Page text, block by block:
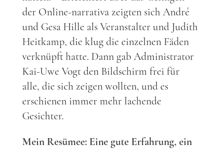
der Online-narrativa zeigten sich André
und Gesa Hille als Veranstalter und Judith
Heitkamp, die klug die einzelnen Fäden
verknüpft hatte. Dann gab Administrator
Kai-Uwe Vogt den Bildschirm frei für
alle, die sich zeigen wollten, und es
erschienen immer mehr lachende
Gesichter.
Mein Resümee: Eine gute Erfahrung, ein